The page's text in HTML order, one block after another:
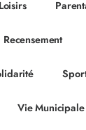
Loisirs
Recensement
Vie Municipale